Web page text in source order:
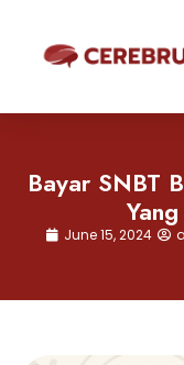
Bayar SNBT
June 15, 2024